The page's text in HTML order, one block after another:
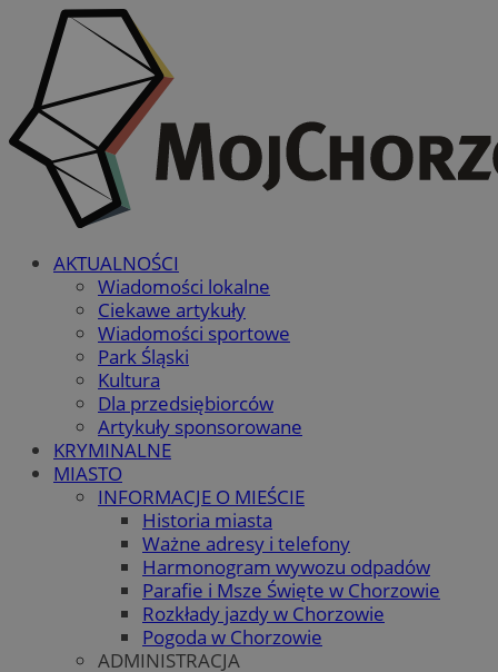
AKTUALNOŚCI
Wiadomości lokalne
Ciekawe artykuły
Wiadomości sportowe
Park Śląski
Kultura
Dla przedsiębiorców
Artykuły sponsorowane
KRYMINALNE
MIASTO
INFORMACJE O MIEŚCIE
Historia miasta
Ważne adresy i telefony
Harmonogram wywozu odpadów
Parafie i Msze Święte w Chorzowie
Rozkłady jazdy w Chorzowie
Pogoda w Chorzowie
ADMINISTRACJA